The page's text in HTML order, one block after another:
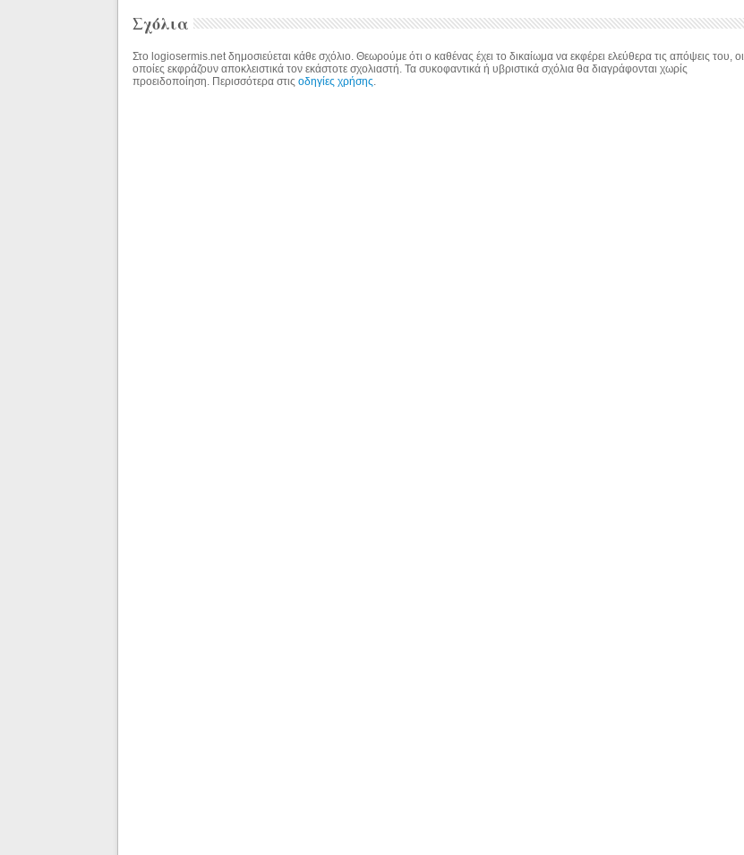
Σχόλια
Στο logiosermis.net δημοσιεύεται κάθε σχόλιο. Θεωρούμε ότι ο καθένας έχει το δικαίωμα να εκφέρει ελεύθερα τις απόψεις του, οι
οποίες εκφράζουν αποκλειστικά τον εκάστοτε σχολιαστή. Τα συκοφαντικά ή υβριστικά σχόλια θα διαγράφονται χωρίς
προειδοποίηση. Περισσότερα στιςοδηγίες χρήσης